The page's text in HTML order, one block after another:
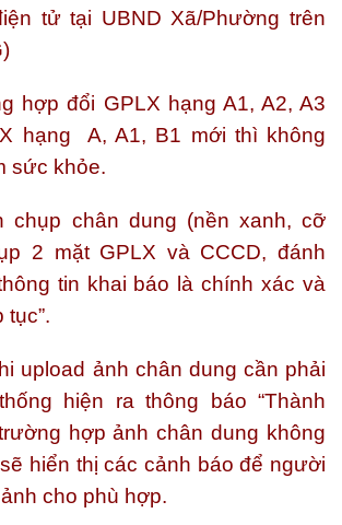
tử tại UBND Xã/Phường trên
hợp đổi GPLX hạng A1, A2, A3
hạng A, A1, B1 mới thì không
sức khỏe.
chụp chân dung (nền xanh, cỡ
2 mặt GPLX và CCCD, đánh
tin khai báo là chính xác và
tục”.
upload ảnh chân dung cần phải
hiện ra thông báo “Thành
hợp ảnh chân dung không
hiển thị các cảnh báo để người
cho phù hợp.